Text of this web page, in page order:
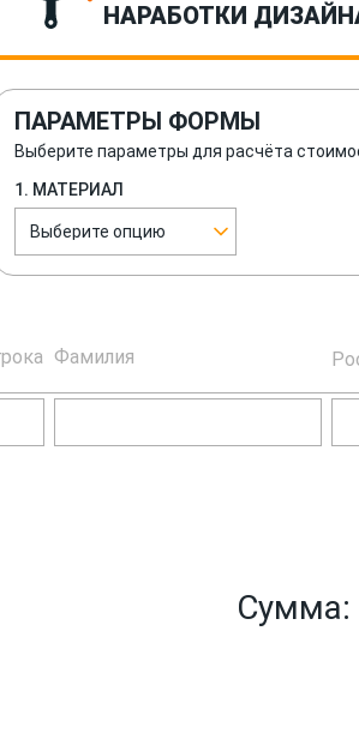
НАРАБОТКИ
ПАРАМЕТРЫ ФОРМЫ
Выберите параметры для расчёта
1. МАТЕРИАЛ
Выберите опцию
Фамилия
Сумма: